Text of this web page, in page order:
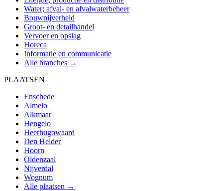
Water; afval- en afvalwaterbeheer
Bouwnijverheid
Groot- en detailhandel
Vervoer en opslag
Horeca
Informatie en communicatie
Alle branches →
PLAATSEN
Enschede
Almelo
Alkmaar
Hengelo
Heerhugowaard
Den Helder
Hoorn
Oldenzaal
Nijverdal
Wognum
Alle plaatsen →